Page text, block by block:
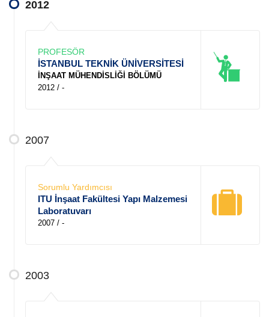
2012
PROFESÖR
İSTANBUL TEKNİK ÜNİVERSİTESİ
İNŞAAT MÜHENDİSLİĞİ BÖLÜMÜ
2012 / -
2007
Sorumlu Yardımcısı
ITU İnşaat Fakültesi Yapı Malzemesi
Laboratuvarı
2007 / -
2003